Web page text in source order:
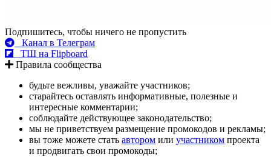
Подпишитесь, чтобы ничего не пропустить
Канал в Телеграм
ТШ на Flipboard
Правила сообщества
будьте вежливы, уважайте участников;
старайтесь оставлять информативные, полезные и
интересные комментарии;
соблюдайте действующее законодательство;
мы не приветствуем размещение промокодов и рекламы;
вы тоже можете стать автором или участником проекта
и продвигать свои промокоды;